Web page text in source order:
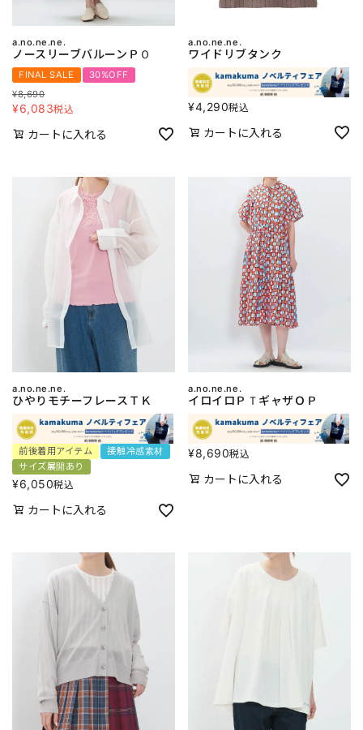
a.no.ne.ne.
ノースリーブバルーンＰＯ
FINAL SALE
30%OFF
¥8,690
¥6,083税込
カートに入れる
a.no.ne.ne.
ワイドリブタンク
¥4,290税込
カートに入れる
a.no.ne.ne.
ひやりモチーフレースＴＫ
前後着用アイテム
接触冷感素材
サイズ展開あり
¥6,050税込
カートに入れる
a.no.ne.ne.
イロイロＰＴギャザＯＰ
¥8,690税込
カートに入れる